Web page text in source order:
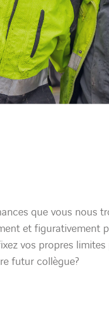
que vous nous
et figurativement
vos propres limites
futur collègue?